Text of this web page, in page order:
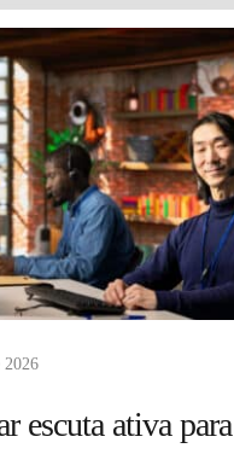
2026
escuta ativa para